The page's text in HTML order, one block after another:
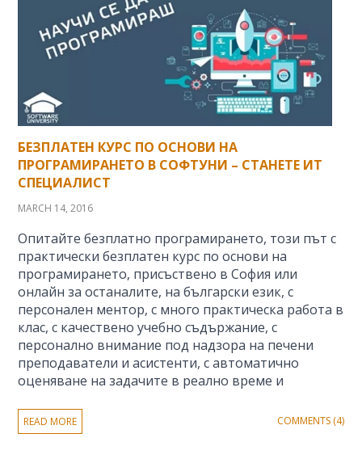
БЕЗПЛАТЕН КУРС ПО ОСНОВИ НА
ПРОГРАМИРАНЕТО В СОФТУНИ – СТАНЕТЕ ИТ
СПЕЦИАЛИСТ
MARCH 14, 2016
Опитайте безплатно програмирането, този път с
практически безплатен курс по основи на
програмирането, присъствено в София или
онлайн за останалите, на български език, с
персонален ментор, с много практическа работа в
клас, с качествено учебно съдържание, с
персонално внимание под надзора на печени
преподаватели и асистенти, с автоматично
оценяване на задачите в реално време и
READ MORE COMMENTS (4)